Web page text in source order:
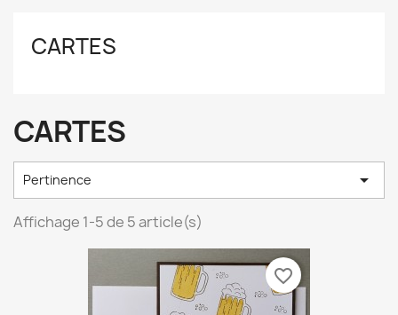
CARTES
CARTES
Pertinence 
Affichage 1-5 de 5 article(s)
favorite_border